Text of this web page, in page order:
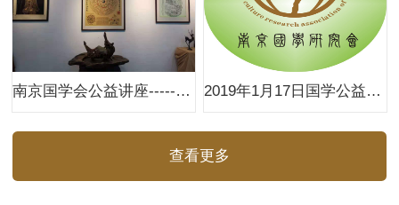
南京国学会公益讲座------名字与五行命运 2019年1月17日国学公益讲座------《断蓍启明》名字与五行命运
查看更多